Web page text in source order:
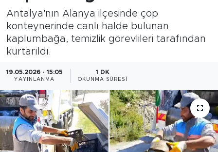
Antalya'nın Alanya ilçesinde çöp
konteynerinde canlı halde bulunan
kaplumbağa, temizlik görevlileri tarafından
kurtarıldı.
19.05.2026 - 15:05
YAYINLANMA
1 DK
OKUNMA SÜRESI
Kültür- Sanat
Magazin
Özel Haber
Politika
Resmi İlanlar
Sağlık
Haber Arşivi